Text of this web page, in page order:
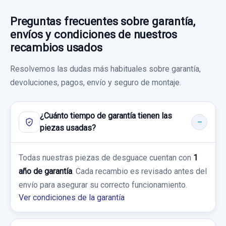
MERCEDES-BENZ CLASE CLK (W209)
COUPE 270 CDI (209.316)
Garantía 1 año
80,00 €
Sin IVA, gastos de envío no incluidos.
CENTRALITA CAMBIO AUTOMATICO
CENTRALITA CAMBIO AUTOMATICO...
COUPE 270 CDI (209.316)
Garantía 1 año
Ref:662286 OEM:A0325451332
73,55 €
AIRBAG DELANTERO IZQUIERDO
2304600798724109
AIRBAG DELANTERO IZQUIERDO... usado.
COUPE 270 CDI (209.316)
Garantía 1 año
Preguntas frecuentes sobre garantía,
envíos y condiciones de nuestros
recambios usados
Resolvemos las dudas más habituales sobre garantía,
devoluciones, pagos, envío y seguro de montaje.
¿Cuánto tiempo de garantía tienen las
piezas usadas?
Todas nuestras piezas de desguace cuentan con 1
año de garantía . Cada recambio es revisado antes del
envío para asegurar su correcto funcionamiento.
Ver condiciones de la garantía